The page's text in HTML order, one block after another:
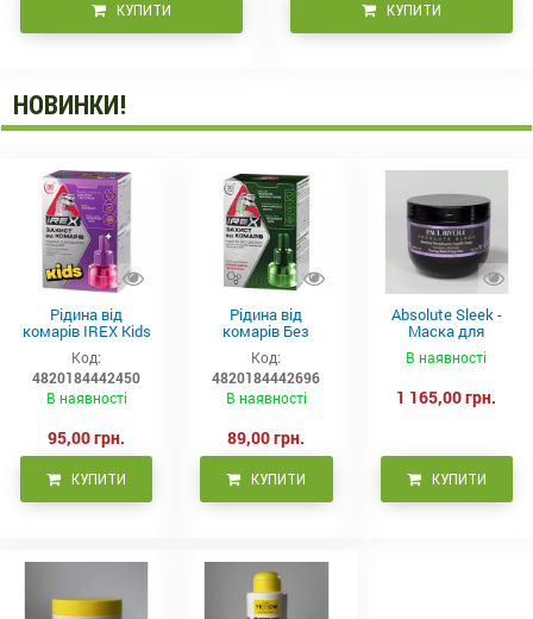
КУПИТИ КУПИТИ
НОВИНКИ!
Рідина від
комарів IREX Kids
д/дітей (30 ночей),
20мл
Код:
4820184442450
В наявності
95,00 грн.
КУПИТИ
Рідина від
комарів Без
запаху IREX (30
ночей), 20мл
Код:
4820184442696
В наявності
89,00 грн.
КУПИТИ
Absolute Sleek -
Маска для
неслухняного
волосся 300 мл
В наявності
1 165,00 грн.
КУПИТИ